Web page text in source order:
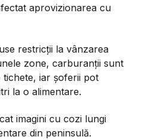
aprovizionarea cu
restricții la vânzarea
zone, carburanții sunt
tichete, iar șoferii pot
la o alimentare.
imagini cu cozi lungi
din peninsulă.